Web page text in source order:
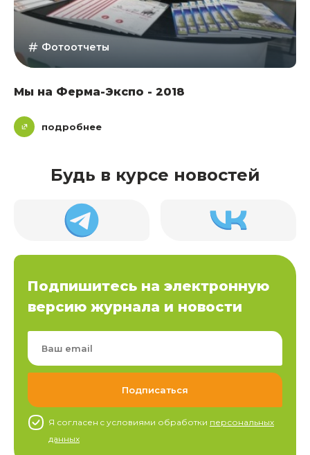
Фотоотчеты
Мы на Ферма-Экспо - 2018
подробнее
Будь в курсе новостей
Подпишитесь на электронную
версию журнала и новости
Я согласен c условиями обработки персональных
данных